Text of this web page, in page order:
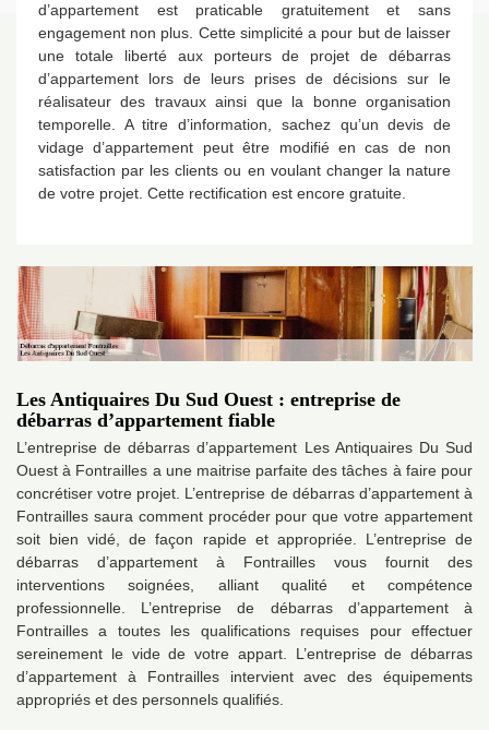
d’appartement est praticable gratuitement et sans
engagement non plus. Cette simplicité a pour but de laisser
une totale liberté aux porteurs de projet de débarras
d’appartement lors de leurs prises de décisions sur le
réalisateur des travaux ainsi que la bonne organisation
temporelle. A titre d’information, sachez qu’un devis de
vidage d’appartement peut être modifié en cas de non
satisfaction par les clients ou en voulant changer la nature
de votre projet. Cette rectification est encore gratuite.
Les Antiquaires Du Sud Ouest : entreprise de
débarras d’appartement fiable
L’entreprise de débarras d’appartement Les Antiquaires Du Sud
Ouest à Fontrailles a une maitrise parfaite des tâches à faire pour
concrétiser votre projet. L’entreprise de débarras d’appartement à
Fontrailles saura comment procéder pour que votre appartement
soit bien vidé, de façon rapide et appropriée. L’entreprise de
débarras d’appartement à Fontrailles vous fournit des
interventions soignées, alliant qualité et compétence
professionnelle. L’entreprise de débarras d’appartement à
Fontrailles a toutes les qualifications requises pour effectuer
sereinement le vide de votre appart. L’entreprise de débarras
d’appartement à Fontrailles intervient avec des équipements
appropriés et des personnels qualifiés.